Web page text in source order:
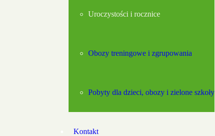
Uroczystości i rocznice
Obozy treningowe i zgrupowania
Pobyty dla dzieci, obozy i zielone szkoły
Kontakt